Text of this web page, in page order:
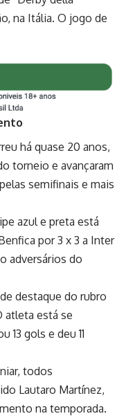
na Itália. O jogo de
há quase 20 anos,
torneio e avançaram
semifinais e mais
azul e preta está
por 3 x 3 a Inter
adversários do
destaque do rubro
atleta está se
gols e deu 11
todos
Lautaro Martínez,
na temporada.